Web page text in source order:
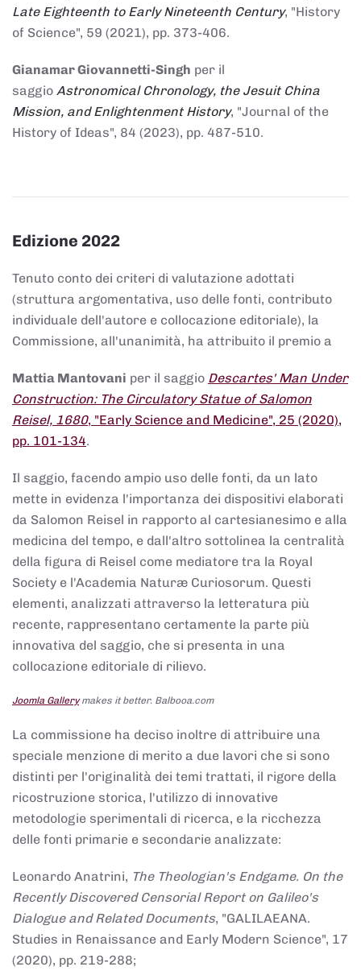
Late Eighteenth to Early Nineteenth Century, "History
of Science", 59 (2021), pp. 373-406.
Gianamar Giovannetti-Singh per il
saggio Astronomical Chronology, the Jesuit China
Mission, and Enlightenment History, "Journal of the
History of Ideas", 84 (2023), pp. 487-510.
Edizione 2022
Tenuto conto dei criteri di valutazione adottati
(struttura argomentativa, uso delle fonti, contributo
individuale dell'autore e collocazione editoriale), la
Commissione, all'unanimità, ha attribuito il premio a
Mattia Mantovani per il saggio Descartes' Man Under
Construction: The Circulatory Statue of Salomon
Reisel, 1680, "Early Science and Medicine", 25 (2020),
pp. 101-134.
Il saggio, facendo ampio uso delle fonti, da un lato
mette in evidenza l'importanza dei dispositivi elaborati
da Salomon Reisel in rapporto al cartesianesimo e alla
medicina del tempo, e dall'altro sottolinea la centralità
della figura di Reisel come mediatore tra la Royal
Society e l'Academia Naturæ Curiosorum. Questi
elementi, analizzati attraverso la letteratura più
recente, rappresentano certamente la parte più
innovativa del saggio, che si presenta in una
collocazione editoriale di rilievo.
Joomla Gallerymakes it better. Balbooa.com
La commissione ha deciso inoltre di attribuire una
speciale menzione di merito a due lavori che si sono
distinti per l'originalità dei temi trattati, il rigore della
ricostruzione storica, l'utilizzo di innovative
metodologie sperimentali di ricerca, e la ricchezza
delle fonti primarie e secondarie analizzate:
Leonardo Anatrini, The Theologian's Endgame. On the
Recently Discovered Censorial Report on Galileo's
Dialogue and Related Documents, "GALILAEANA.
Studies in Renaissance and Early Modern Science", 17
(2020), pp. 219-288;